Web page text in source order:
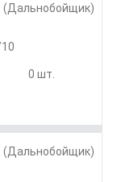
(Дальнобойщик)
0 шт.
(Дальнобойщик)